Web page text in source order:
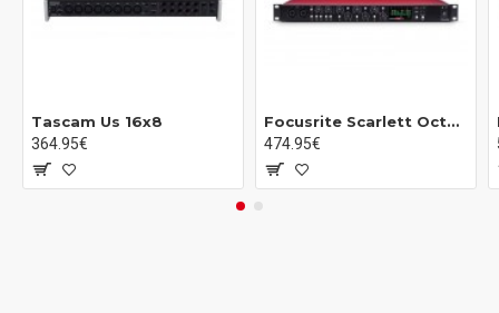
de ultrabajo nivel
Cambio de la voz aguda Alt
Conectividad MIDI, S/PDIF y ADAT
Incluye la expansión Hitmaker y el paquete de software
Tascam Us 16x8
364.95€
Focusrite Scarlett Octopre
474.95€